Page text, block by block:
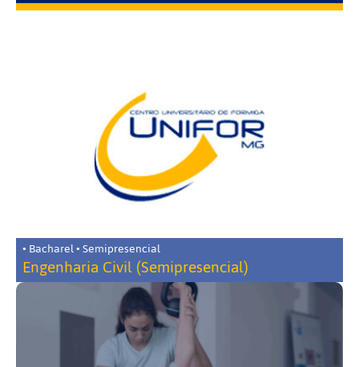
• Bacharel • Semipresencial
Engenharia Civil (Semipresencial)